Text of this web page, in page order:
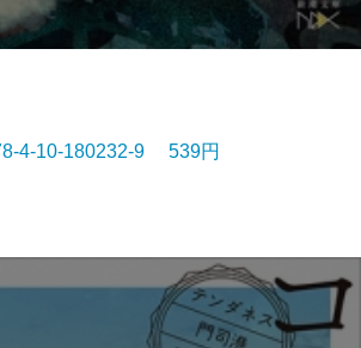
4-10-180232-9 539円